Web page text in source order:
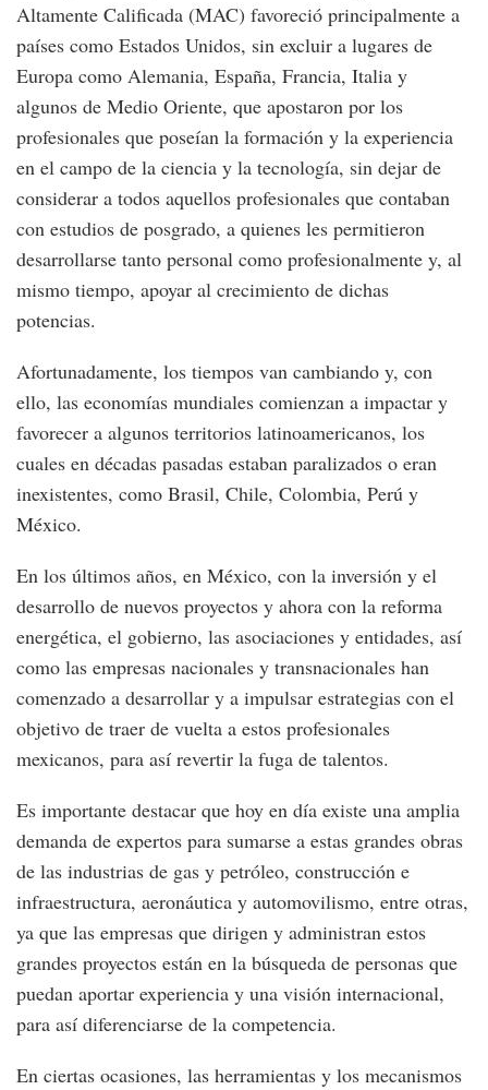
Altamente Calificada (MAC) favoreció principalmente a
países como Estados Unidos, sin excluir a lugares de
Europa como Alemania, España, Francia, Italia y
algunos de Medio Oriente, que apostaron por los
profesionales que poseían la formación y la experiencia
en el campo de la ciencia y la tecnología, sin dejar de
considerar a todos aquellos profesionales que contaban
con estudios de posgrado, a quienes les permitieron
desarrollarse tanto personal como profesionalmente y, al
mismo tiempo, apoyar al crecimiento de dichas
potencias.
Afortunadamente, los tiempos van cambiando y, con
ello, las economías mundiales comienzan a impactar y
favorecer a algunos territorios latinoamericanos, los
cuales en décadas pasadas estaban paralizados o eran
inexistentes, como Brasil, Chile, Colombia, Perú y
México.
En los últimos años, en México, con la inversión y el
desarrollo de nuevos proyectos y ahora con la reforma
energética, el gobierno, las asociaciones y entidades, así
como las empresas nacionales y transnacionales han
comenzado a desarrollar y a impulsar estrategias con el
objetivo de traer de vuelta a estos profesionales
mexicanos, para así revertir la fuga de talentos.
Es importante destacar que hoy en día existe una amplia
demanda de expertos para sumarse a estas grandes obras
de las industrias de gas y petróleo, construcción e
infraestructura, aeronáutica y automovilismo, entre otras,
ya que las empresas que dirigen y administran estos
grandes proyectos están en la búsqueda de personas que
puedan aportar experiencia y una visión internacional,
para así diferenciarse de la competencia.
En ciertas ocasiones, las herramientas y los mecanismos